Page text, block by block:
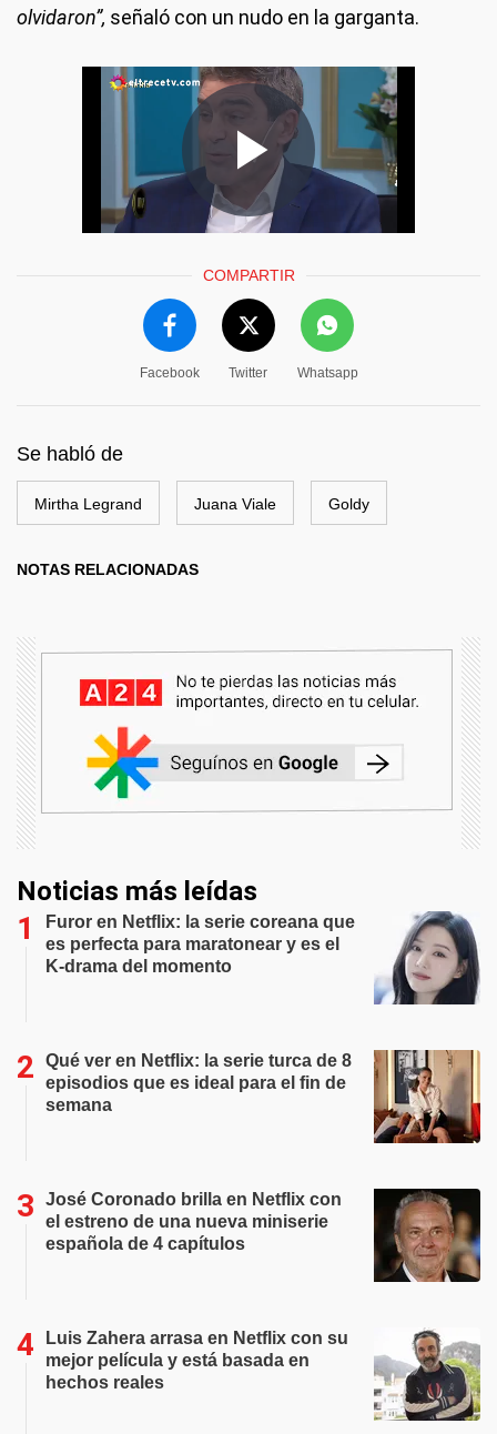
olvidaron”, señaló con un nudo en la garganta.
COMPARTIR
Facebook Twitter Whatsapp
Se habló de
Mirtha Legrand Juana Viale Goldy
NOTAS RELACIONADAS
Noticias más leídas
Furor en Netflix: la serie coreana que
es perfecta para maratonear y es el
K-drama del momento
Qué ver en Netflix: la serie turca de 8
episodios que es ideal para el fin de
semana
José Coronado brilla en Netflix con
el estreno de una nueva miniserie
española de 4 capítulos
Luis Zahera arrasa en Netflix con su
mejor película y está basada en
hechos reales